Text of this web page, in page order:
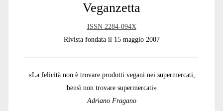
Veganzetta
ISSN 2284-094X
Rivista fondata il 15 maggio 2007
«La felicità non è trovare prodotti vegani nei supermercati,
bensì non trovare supermercati»
Adriano Fragano